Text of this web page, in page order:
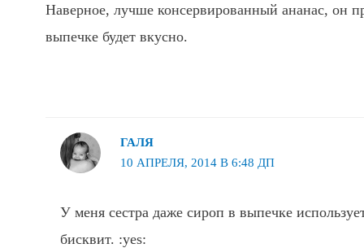
Наверное, лучше консервированный ананас, он
выпечке будет вкусно.
ГАЛЯ
10 АПРЕЛЯ, 2014 В 6:48 ДП
У меня сестра даже сироп в выпечке
бисквит. :yes: